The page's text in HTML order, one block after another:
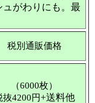
がわりにも。最
税別通販価格
（6000枚）
抜4200円+送料他